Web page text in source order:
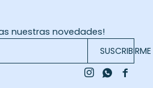
nuestras novedades!
SUSCRIBIRME

 